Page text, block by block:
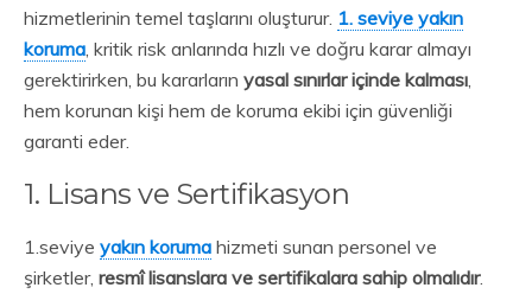
hizmetlerinin temel taşlarını oluşturur. 1. seviye yakın
koruma, kritik risk anlarında hızlı ve doğru karar almayı
gerektirirken, bu kararların yasal sınırlar içinde kalması,
hem korunan kişi hem de koruma ekibi için güvenliği
garanti eder.
1. Lisans ve Sertifikasyon
1.seviye yakın koruma hizmeti sunan personel ve
şirketler, resmî lisanslara ve sertifikalara sahip olmalıdır.